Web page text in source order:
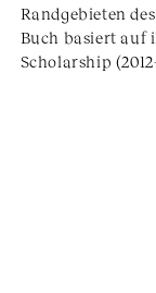
Randgebieten
Buch basiert auf
Scholarship